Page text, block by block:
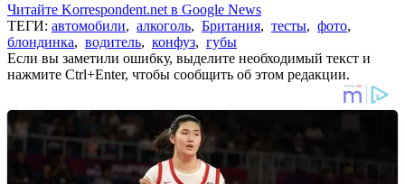
Читайте Korrespondent.net в Google News
ТЕГИ: автомобили, алкоголь, Британия, тесты, фото,
блондинка, водитель, конфуз, губы
Если вы заметили ошибку, выделите необходимый текст и
нажмите Ctrl+Enter, чтобы сообщить об этом редакции.